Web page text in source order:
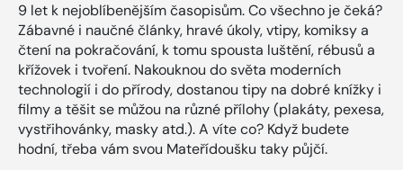
9 let k nejoblíbenějším časopisům. Co všechno je čeká?
Zábavné i naučné články, hravé úkoly, vtipy, komiksy a
čtení na pokračování, k tomu spousta luštění, rébusů a
křížovek i tvoření. Nakouknou do světa moderních
technologií i do přírody, dostanou tipy na dobré knížky i
filmy a těšit se můžou na různé přílohy (plakáty, pexesa,
vystřihovánky, masky atd.). A víte co? Když budete
hodní, třeba vám svou Mateřídoušku taky půjčí.